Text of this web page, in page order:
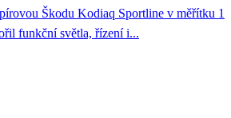
Škodu Kodiaq Sportline v měřítku 1
funkční světla, řízení i...